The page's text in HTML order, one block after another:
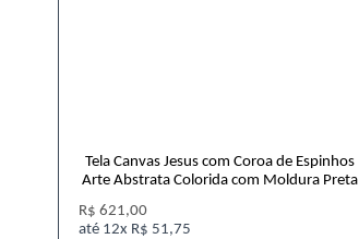
Tela Canvas Jesus com Coroa de Espinhos
Arte Abstrata Colorida com Moldura Preta
R$ 621,00
12x R$ 51,75